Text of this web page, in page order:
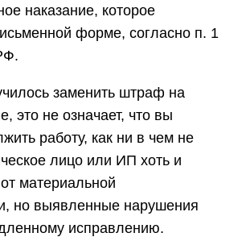
наказание, которое
форме, согласно п. 1
заменить штраф на
это не означает, что вы
работу, как ни в чем не
лицо или ИП хоть и
материальной
но выявленные нарушения
исправлению.